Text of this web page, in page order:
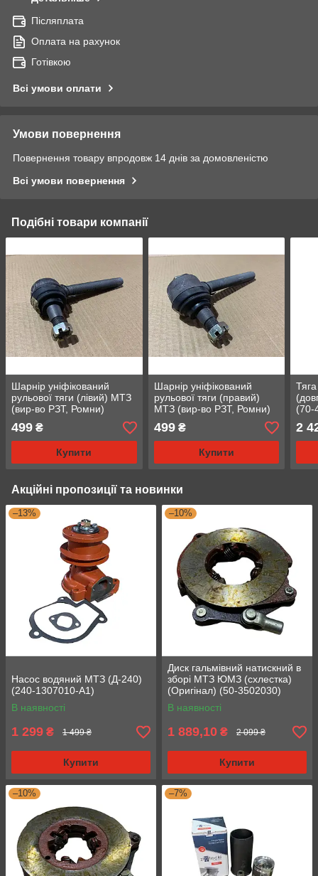
Післяплата
Оплата на рахунок
Готівкою
Всі умови оплати
Умови повернення
Повернення товару впродовж 14 днів за домовленістю
Всі умови повернення
Подібні товари компанії
Шарнір уніфікований
рульової тяги (лівий) МТЗ
(вир-во РЗТ, Ромни)
(А35.32.000А-01)
499 ₴
Купити
Шарнір уніфікований
рульової тяги (правий)
МТЗ (вир-во РЗТ, Ромни)
(А35.32.000А)
499₴
Купити
(70-
м.
2
Акційні пропозиції та новинки
–13%
Насос водяний МТЗ (Д-240)
(240-1307010-А1)
В наявності
1 299 ₴ 1 499 ₴
Купити
–10%
Диск гальмівний натискний в
зборі МТЗ ЮМЗ (схлестка)
(Оригінал) (50-3502030)
В наявності
1 889,10 ₴ 2 099 ₴
Купити
–10% –7%